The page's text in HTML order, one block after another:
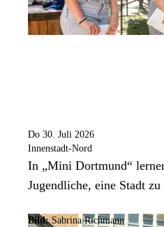
Do 30. Juli 2026
Innenstadt-Nord
In „Mini Dortmund“
Jugendliche, eine Stadt zu
Bild: Sabrina Richmann